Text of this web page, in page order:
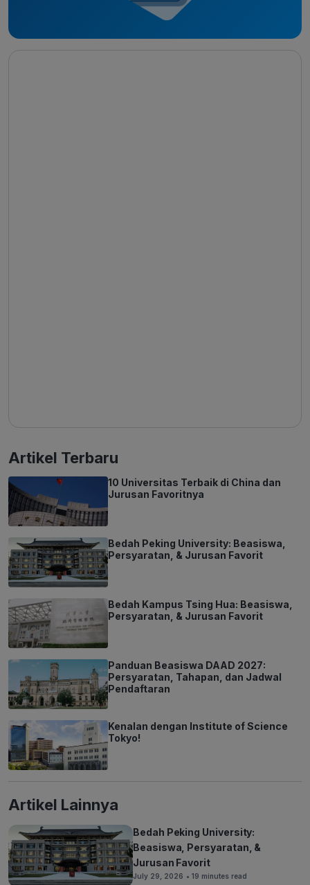
Artikel Terbaru
10 Universitas Terbaik di China dan
Jurusan Favoritnya
Bedah Peking University: Beasiswa,
Persyaratan, & Jurusan Favorit
Bedah Kampus Tsing Hua: Beasiswa,
Persyaratan, & Jurusan Favorit
Panduan Beasiswa DAAD 2027:
Persyaratan, Tahapan, dan Jadwal
Pendaftaran
Kenalan dengan Institute of Science
Tokyo!
Artikel Lainnya
Bedah Peking University:
Beasiswa, Persyaratan, &
Jurusan Favorit
July 29, 2026 • 19 minutes read